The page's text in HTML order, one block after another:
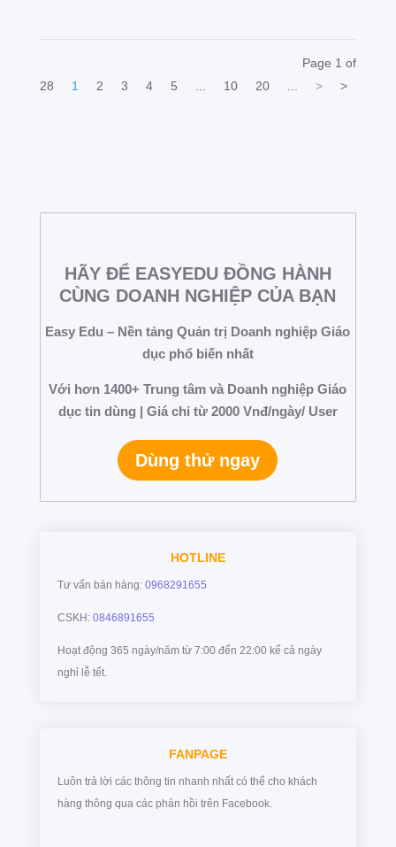
Page 1 of
28
1 2 3 4 5 10 20 > >
HÃY ĐỂ EASYEDU ĐỒNG HÀNH
CÙNG DOANH NGHIỆP CỦA BẠN
Easy Edu – Nền tảng Quản trị Doanh nghiệp Giáo
dục phổ biến nhất
Với hơn 1400+ Trung tâm và Doanh nghiệp Giáo
dục tin dùng | Giá chỉ từ 2000 Vnđ/ngày/ User
Dùng thử ngay
HOTLINE
Tư vấn bán hàng: 0968291655
CSKH: 0846891655
Hoạt động 365 ngày/năm từ 7:00 đến 22:00 kể cả ngày
nghỉ lễ tết.
FANPAGE
Luôn trả lời các thông tin nhanh nhất có thể cho khách
hàng thông qua các phản hồi trên Facebook.